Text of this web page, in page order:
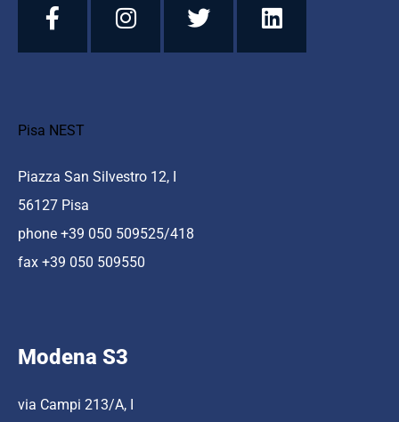
Pisa NEST
Piazza San Silvestro 12, I
56127 Pisa
phone +39 050 509525/418
fax +39 050 509550
Modena S3
via Campi 213/A, I